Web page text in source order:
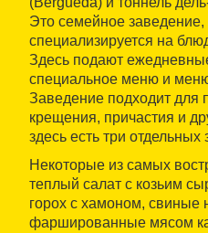
Это семейное заведение,
специализируется на
Здесь подают
специальное меню и
Заведение подходит для
крещения, причастия и
здесь есть три отдельных
Некоторые из самых
теплый салат с козьим
горох с хамоном, свиные
фаршированные мясом